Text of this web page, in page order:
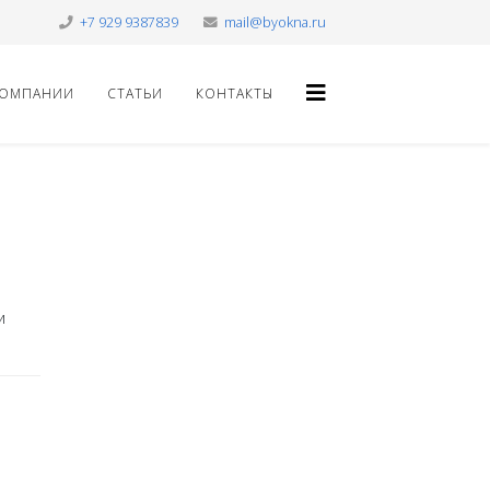
+7 929 9387839 mail@byokna.ru
СТАТЬИ КОНТАКТЫ